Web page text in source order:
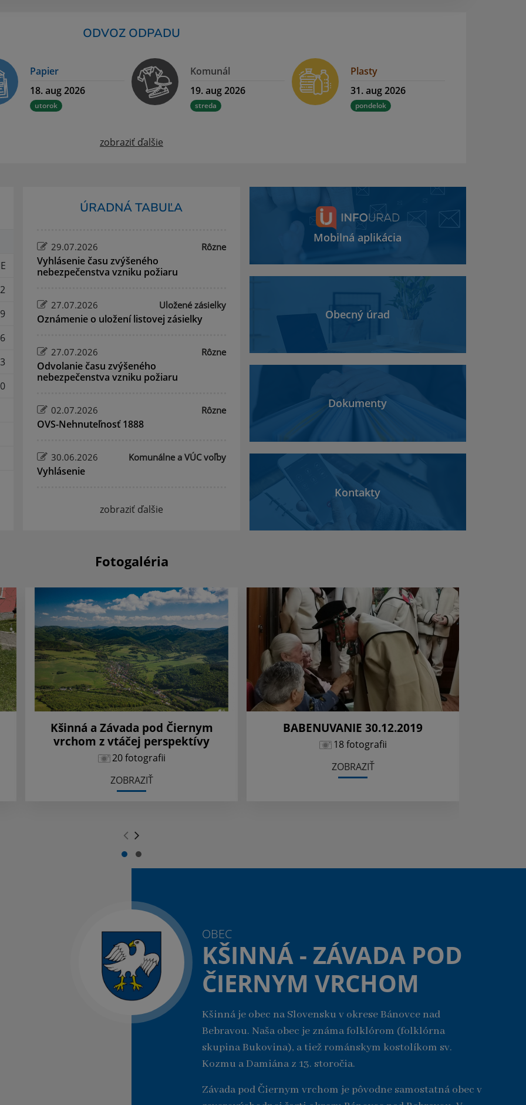
ODVOZ ODPADU
Papier
18. aug 2026
utorok
Komunál
19. aug 2026
streda
Plasty
31. aug 2026
pondelok
zobraziť ďalšie
ÚRADNÁ TABUĽA
29.07.2026 Rôzne
Vyhlásenie času zvýšeného
nebezpečenstva vzniku požiaru
27.07.2026 Uložené zásielky
Oznámenie o uložení listovej zásielky
27.07.2026 Rôzne
Odvolanie času zvýšeného
nebezpečenstva vzniku požiaru
02.07.2026 Rôzne
OVS-Nehnuteľnosť 1888
30.06.2026 Komunálne a VÚC voľby
Vyhlásenie
zobraziť ďalšie
Mobilná aplikácia
Obecný úrad
Dokumenty
Kontakty
Fotogaléria
Kšinná a Závada pod Čiernym
vrchom z vtáčej perspektívy
20 fotografii
ZOBRAZIŤ
BABENUVANIE 30.12.2019
18 fotografii
ZOBRAZIŤ
OBEC
KŠINNÁ - ZÁVADA POD
ČIERNYM VRCHOM
Kšinná je obec na Slovensku v okrese Bánovce nad
Bebravou. Naša obec je známa folklórom (folklórna
skupina Bukovina), a tiež románskym kostolíkom sv.
Kozmu a Damiána z 13. storočia.
Závada pod Čiernym vrchom je pôvodne samostatná obec v